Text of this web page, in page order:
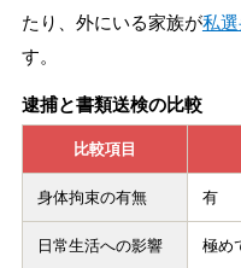
たり、外にいる家族が私選
す。
逮捕と書類送検の比較
比較項目
身体拘束の有無 有
日常生活への影響 極め